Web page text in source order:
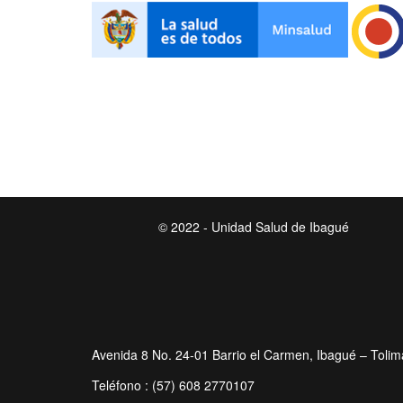
© 2022 - Unidad Salud de Ibagué
Avenida 8 No. 24-01 Barrio el Carmen, Ibagué –
Teléfono : (57) 608 2770107